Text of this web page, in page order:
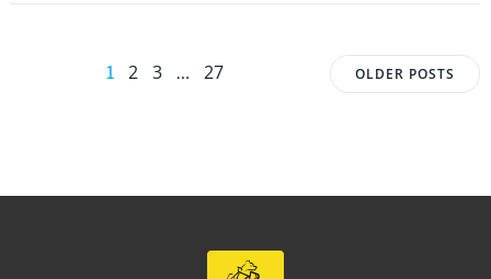
Posts
Page
1 Page
2 Page
3 … Page
27
Posts
OLDER POSTS